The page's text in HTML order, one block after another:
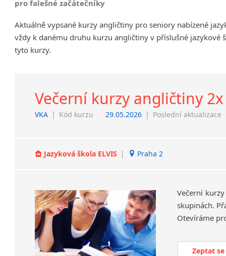
Děčín
Hodonín
Prostějov
Sedlčany
Tišnov
pro falešné začátečníky
Aktuálně vypsané kurzy angličtiny pro seniory nabízené
vždy k danému druhu kurzu angličtiny v příslušné
tyto kurzy.
Večerní kurzy angličtiny
VKA | Kód kurzu 29.05.2026 | Poslední aktualizace
Jazyková škola ELVIS | Praha 2
Večerní
skupinách.
Otevíráme
Zeptat